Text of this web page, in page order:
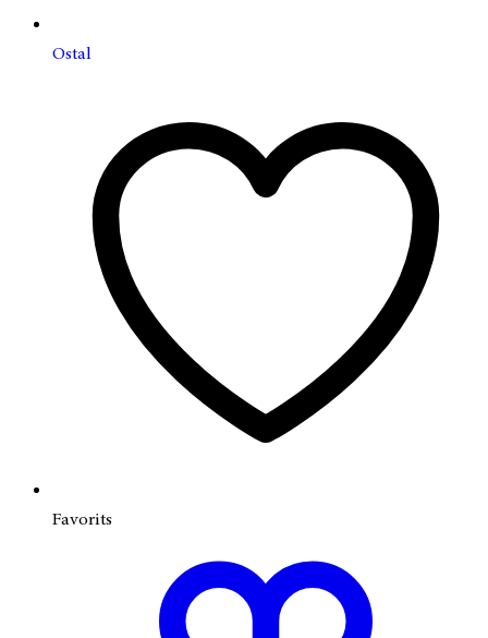
Ostal
Favorits